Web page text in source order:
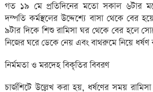
গত ১৯ মে প্রতিদিনের মতো সকাল ৬টার
দম্পতি কর্মস্থলের উদ্দেশ্যে বাসা থেকে বের
৯টার দিকে শিশু রামিসা ঘর থেকে বের হলে
নিজের ঘরে ডেকে নেয় এবং বাথরুমে নিয়ে ধর্ষণ
নির্মমতা ও মরদেহ বিকৃতির বিবরণ
চার্জশিটে উল্লেখ করা হয়, ধর্ষণের সময়